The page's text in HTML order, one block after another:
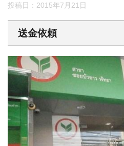
投稿日： 2015年7月21日
送金依頼